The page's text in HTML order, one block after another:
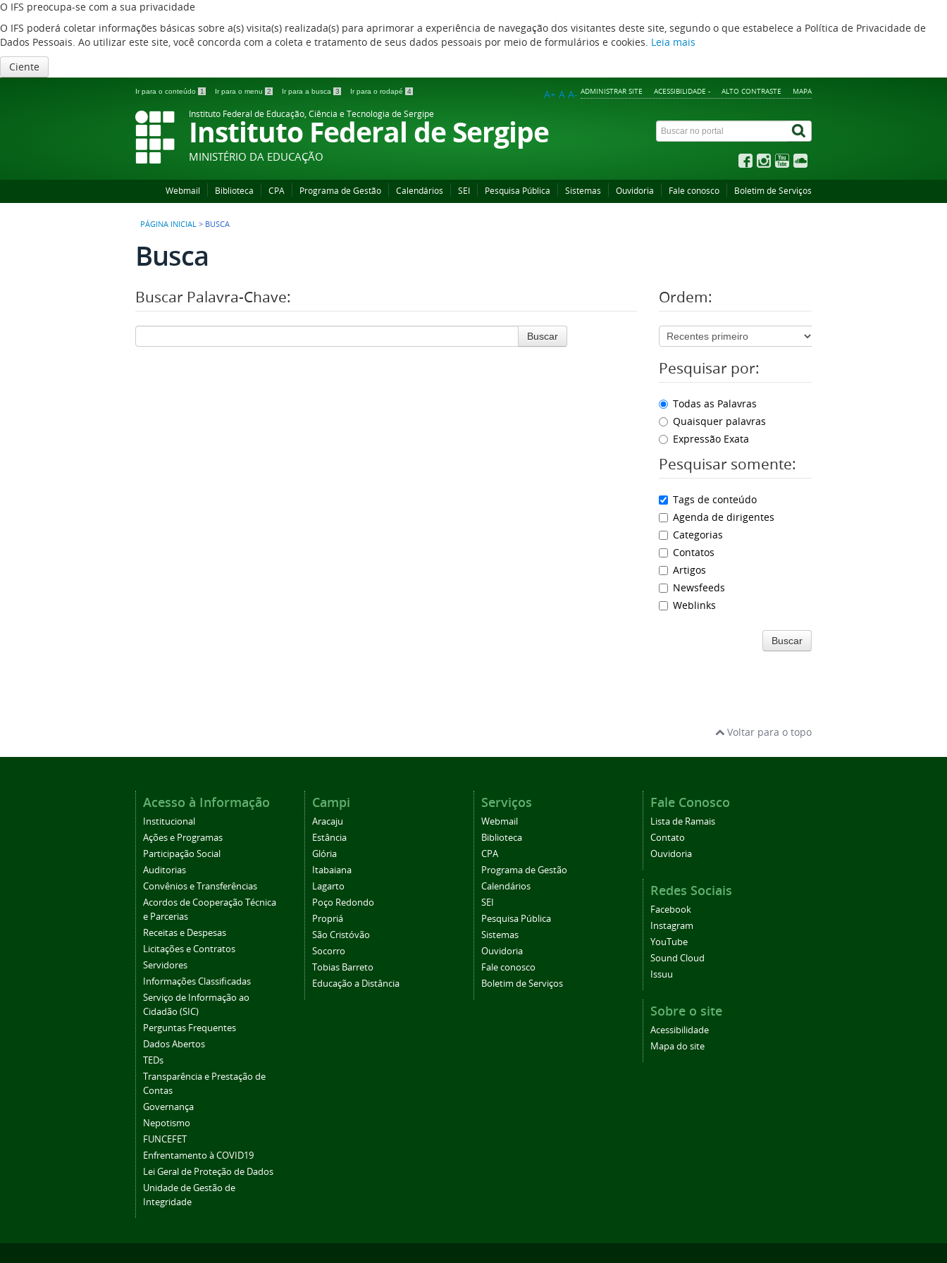
O IFS preocupa-se com a sua privacidade
O IFS poderá coletar informações básicas sobre a(s) visita(s) realizada(s) para aprimorar a experiência de navegação dos visitantes deste site, segundo o que estabelece a Política de Privacidade de
Dados Pessoais. Ao utilizar este site, você concorda com a coleta e tratamento de seus dados pessoais por meio de formulários e cookies. Leia mais
Ciente
Ir para o conteúdo 1 Ir para o menu 2 Ir para a busca 3 Ir para o rodapé 4 ADMINISTRAR SITE ACESSIBILIDADE - ALTO CONTRASTE MAPA
A+ A A-
Instituto Federal de Educação, Ciência e Tecnologia de Sergipe
Instituto Federal de Sergipe
MINISTÉRIO DA EDUCAÇÃO
Webmail Biblioteca CPA Programa de Gestão Calendários SEI Pesquisa Pública Sistemas Ouvidoria Fale conosco Boletim de Serviços
PÁGINA INICIAL > BUSCA
Busca
Buscar Palavra-Chave:
Buscar
Ordem:
Pesquisar por:
Todas as Palavras
Quaisquer palavras
Expressão Exata
Pesquisar somente:
Tags de conteúdo
Agenda de dirigentes
Categorias
Contatos
Artigos
Newsfeeds
Weblinks
Buscar
Voltar para o topo
Acesso à Informação
Institucional
Ações e Programas
Participação Social
Auditorias
Convênios e Transferências
Acordos de Cooperação Técnica
e Parcerias
Receitas e Despesas
Licitações e Contratos
Servidores
Informações Classificadas
Serviço de Informação ao
Cidadão (SIC)
Perguntas Frequentes
Dados Abertos
TEDs
Transparência e Prestação de
Contas
Governança
Nepotismo
FUNCEFET
Enfrentamento à COVID19
Lei Geral de Proteção de Dados
Unidade de Gestão de
Integridade
Campi
Aracaju
Estância
Glória
Itabaiana
Lagarto
Poço Redondo
Propriá
São Cristóvão
Socorro
Tobias Barreto
Educação a Distância
Serviços
Webmail
Biblioteca
CPA
Programa de Gestão
Calendários
SEI
Pesquisa Pública
Sistemas
Ouvidoria
Fale conosco
Boletim de Serviços
Fale Conosco
Lista de Ramais
Contato
Ouvidoria
Redes Sociais
Facebook
Instagram
YouTube
Sound Cloud
Issuu
Sobre o site
Acessibilidade
Mapa do site